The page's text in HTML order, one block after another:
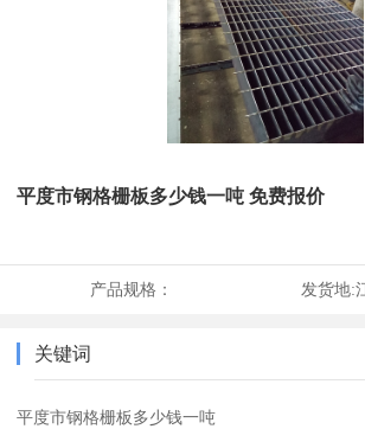
平度市钢格栅板多少钱一吨 免费报价
产品规格： 发货地:
关键词
平度市钢格栅板多少钱一吨